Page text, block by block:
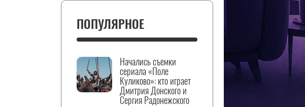
ПОПУЛЯРНОЕ
Начались съемки
сериала «Поле
Куликово»: кто играет
Дмитрия Донского и
Сергия Радонежского